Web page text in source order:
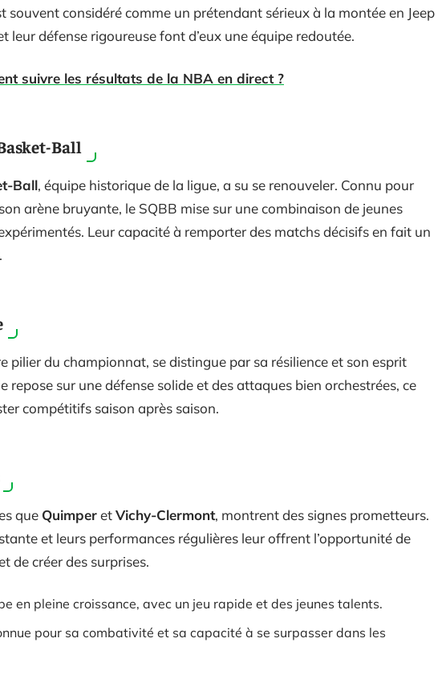
souvent considéré comme un prétendant sérieux à la montée en Jeep
leur défense rigoureuse font d’eux une équipe redoutée.
suivre les résultats de la NBA en direct ?
Ball
Ball, équipe historique de la ligue, a su se renouveler. Connu pour
arène bruyante, le SQBB mise sur une combinaison de jeunes
Leur capacité à remporter des matchs décisifs en fait un
pilier du championnat, se distingue par sa résilience et son esprit
repose sur une défense solide et des attaques bien orchestrées, ce
compétitifs saison après saison.
que QuimperetVichy-Clermont, montrent des signes prometteurs.
et leurs performances régulières leur offrent l’opportunité de
de créer des surprises.
en pleine croissance, avec un jeu rapide et des jeunes talents.
pour sa combativité et sa capacité à se surpasser dans les